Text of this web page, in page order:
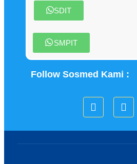
SDIT
SMPIT
Follow Sosmed Kami :